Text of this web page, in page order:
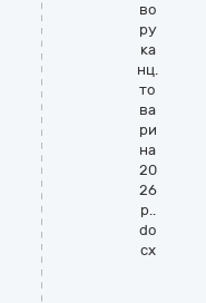
во
ру
ка
нц.
то
ва
ри
на
20
26
р..
do
cx